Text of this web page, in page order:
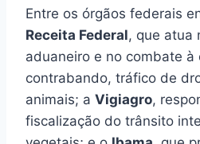
Entre os órgãos federais
Receita Federal, que atua
aduaneiro e no combate à
contrabando, tráfico de
animais; a Vigiagro,
fiscalização do trânsito